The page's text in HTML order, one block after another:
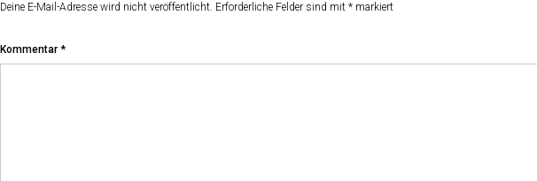
Deine E-Mail-Adresse wird nicht veröffentlicht. Erforderliche Felder sind mit * markiert
Kommentar *